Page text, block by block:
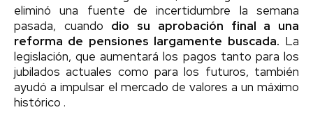
eliminó una fuente de incertidumbre la semana
pasada, cuando dio su aprobación final a una
reforma de pensiones largamente buscada. La
legislación, que aumentará los pagos tanto para los
jubilados actuales como para los futuros, también
ayudó a impulsar el mercado de valores a un máximo
histórico .